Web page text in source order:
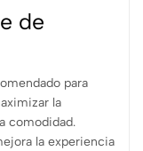
de
para
la
comodidad.
la experiencia